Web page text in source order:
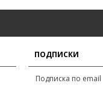
ПОДПИСКИ
Подписка по email